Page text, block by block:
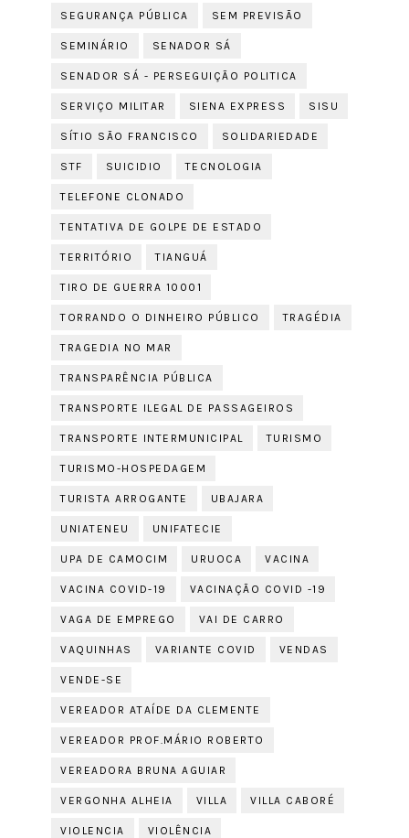
SEGURANÇA PÚBLICA SEM PREVISÃO
SEMINÁRIO SENADOR SÁ
SENADOR SÁ - PERSEGUIÇÃO POLITICA
SERVIÇO MILITAR SIENA EXPRESS SISU
SÍTIO SÃO FRANCISCO SOLIDARIEDADE
STF SUICIDIO TECNOLOGIA
TELEFONE CLONADO
TENTATIVA DE GOLPE DE ESTADO
TERRITÓRIO TIANGUÁ
TIRO DE GUERRA 10001
TORRANDO O DINHEIRO PÚBLICO TRAGÉDIA
TRAGEDIA NO MAR
TRANSPARÊNCIA PÚBLICA
TRANSPORTE ILEGAL DE PASSAGEIROS
TRANSPORTE INTERMUNICIPAL TURISMO
TURISMO-HOSPEDAGEM
TURISTA ARROGANTE UBAJARA
UNIATENEU UNIFATECIE
UPA DE CAMOCIM URUOCA VACINA
VACINA COVID-19 VACINAÇÃO COVID -19
VAGA DE EMPREGO VAI DE CARRO
VAQUINHAS VARIANTE COVID VENDAS
VENDE-SE
VEREADOR ATAÍDE DA CLEMENTE
VEREADOR PROF.MÁRIO ROBERTO
VEREADORA BRUNA AGUIAR
VERGONHA ALHEIA VILLA VILLA CABORÉ
VIOLENCIA VIOLÊNCIA